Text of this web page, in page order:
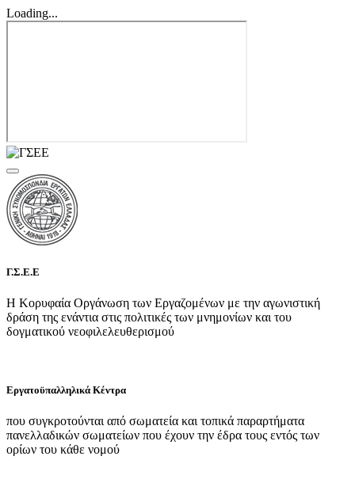
Loading...
Γ.Σ.Ε.Ε
Η Κορυφαία Οργάνωση των Εργαζομένων με την αγωνιστική
δράση της ενάντια στις πολιτικές των μνημονίων και του
δογματικού νεοφιλελευθερισμού
Εργατοϋπαλληλικά Κέντρα
που συγκροτούνται από σωματεία και τοπικά παραρτήματα
πανελλαδικών σωματείων που έχουν την έδρα τους εντός των
ορίων του κάθε νομού